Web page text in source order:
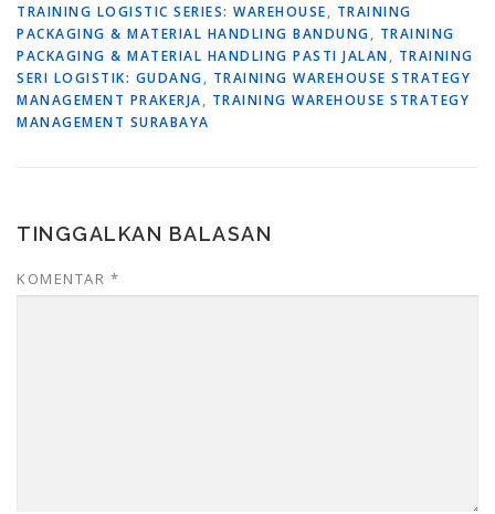
TRAINING LOGISTIC SERIES: WAREHOUSE, TRAINING
PACKAGING & MATERIAL HANDLING BANDUNG, TRAINING
PACKAGING & MATERIAL HANDLING PASTI JALAN, TRAINING
SERI LOGISTIK: GUDANG, TRAINING WAREHOUSE STRATEGY
MANAGEMENT PRAKERJA, TRAINING WAREHOUSE STRATEGY
MANAGEMENT SURABAYA
TINGGALKAN BALASAN
KOMENTAR *